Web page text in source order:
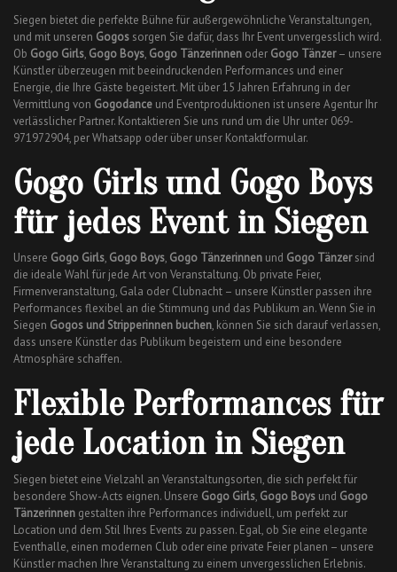
Siegen bietet die perfekte Bühne für außergewöhnliche Veranstaltungen,
und mit unseren Gogos sorgen Sie dafür, dass Ihr Event unvergesslich wird.
Ob Gogo Girls, Gogo Boys, Gogo Tänzerinnen oder Gogo Tänzer– unsere
Künstler überzeugen mit beeindruckenden Performances und einer
Energie, die Ihre Gäste begeistert. Mit über 15 Jahren Erfahrung in der
Vermittlung von Gogodance und Eventproduktionen ist unsere Agentur Ihr
verlässlicher Partner. Kontaktieren Sie uns rund um die Uhr unter 069-
971972904, per Whatsapp oder über unser Kontaktformular.
Gogo Girls und Gogo Boys
für jedes Event in Siegen
Unsere Gogo Girls, Gogo Boys, Gogo Tänzerinnen und Gogo Tänzersind
die ideale Wahl für jede Art von Veranstaltung. Ob private Feier,
Firmenveranstaltung, Gala oder Clubnacht – unsere Künstler passen ihre
Performances flexibel an die Stimmung und das Publikum an. Wenn Sie in
Siegen Gogos und Stripperinnen buchen, können Sie sich darauf verlassen,
dass unsere Künstler das Publikum begeistern und eine besondere
Atmosphäre schaffen.
Flexible Performances für
jede Location in Siegen
Siegen bietet eine Vielzahl an Veranstaltungsorten, die sich perfekt für
besondere Show-Acts eignen. Unsere Gogo Girls, Gogo Boys und Gogo
Tänzerinnen gestalten ihre Performances individuell, um perfekt zur
Location und dem Stil Ihres Events zu passen. Egal, ob Sie eine elegante
Eventhalle, einen modernen Club oder eine private Feier planen – unsere
Künstler machen Ihre Veranstaltung zu einem unvergesslichen Erlebnis.